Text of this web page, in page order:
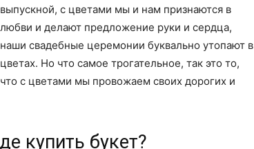
выпускной, с цветами мы и нам признаются в
любви и делают предложение руки и сердца,
наши свадебные церемонии буквально утопают в
цветах. Но что самое трогательное, так это то,
что с цветами мы провожаем своих дорогих и
купить букет?